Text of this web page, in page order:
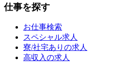
仕事を探す
お仕事検索
スペシャル求人
寮/社宅ありの求人
高収入の求人